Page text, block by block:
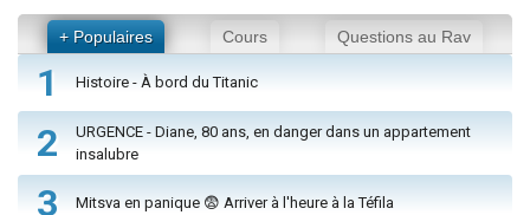
+ Populaires Cours Questions au Rav
1 Histoire - À bord du Titanic
2
URGENCE - Diane, 80 ans, en danger dans un appartement
insalubre
3 Mitsva en panique 😨 Arriver à l'heure à la Téfila